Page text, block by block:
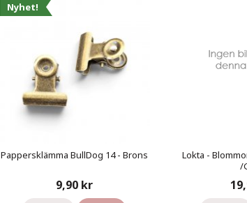
Nyhet!
Pappersklämma BullDog 14 - Brons
9,90 kr
Lokta -
/